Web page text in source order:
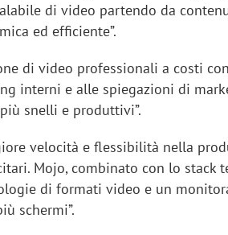
di video partendo da
ed efficiente”.
di video professionali a costi
interni e alle spiegazioni di
snelli e produttivi”.
velocità e flessibilità nella
Mojo, combinato con lo stack
di formati video e un
schermi”.
Digital:
l’AI deve
Ricerche di mercato.
Doxa: «Non basta
tradurli in azioni»